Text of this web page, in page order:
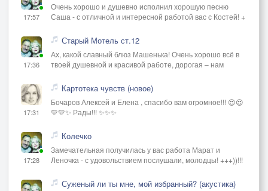
17:57
Очень хорошо и душевно исполнил хорошую песню
Саша - с отличной и интересной работой вас с Костей! +
17:36
Старый Мотель ст.12
Ах, какой славный блюз Машенька! Очень хорошо всё в
твоей душевной и красивой работе, дорогая – нам
17:31
Картотека чувств (новое)
Бочаров Алексей и Елена , спасибо вам огромное!!! 😍😍
💛💛✨ Рады!!! ✨✨✨
17:28
Колечко
Замечательная получилась у вас работа Марат и
Леночка - с удовольствием послушали, молодцы! +++))!!!
Суженый ли ты мне, мой избранный? (акустика)